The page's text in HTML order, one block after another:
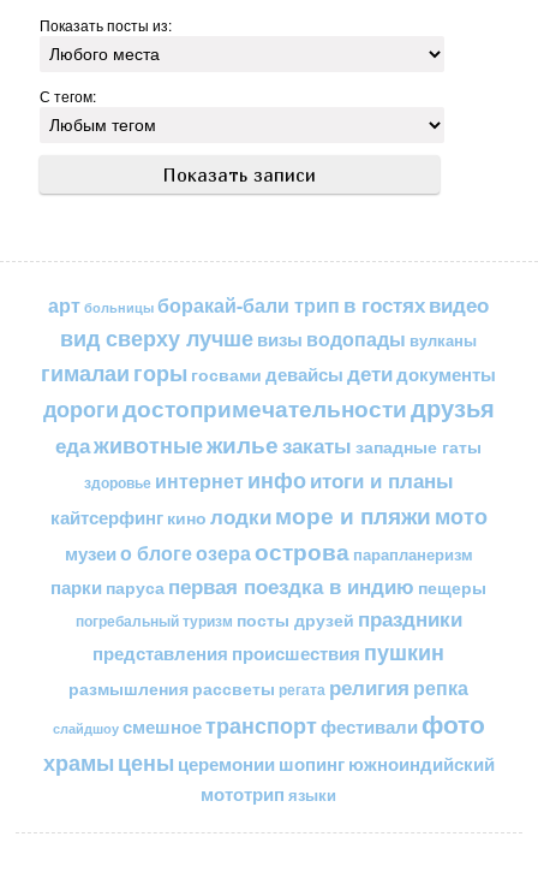
Показать посты из:
С тегом:
арт больницы боракай-бали трип в гостяхвидео
вид сверху лучшевизы водопады вулканы
гималаи горы госвами девайсы детидокументы
дорогидостопримечательностидрузья
едаживотныежильезакаты западные гаты
здоровье интернетинфоитоги и планы
кайтсерфинг кино лодкиморе и пляжимото
музеи о блогеозераострова парапланеризм
парки паруса первая поездка в индию пещеры
погребальный туризм посты друзей праздники
представления происшествия пушкин
размышления рассветы регата религия репка
слайдшоу смешноетранспортфестивали фото
храмы цены церемонии шопингюжноиндийский
мототрип языки